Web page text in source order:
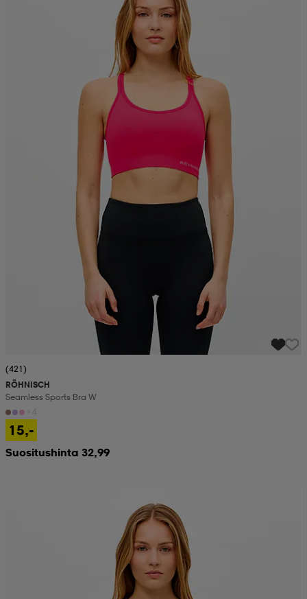
(421)
RÖHNISCH
Seamless Sports Bra W
15,-
Suositushinta 32,99